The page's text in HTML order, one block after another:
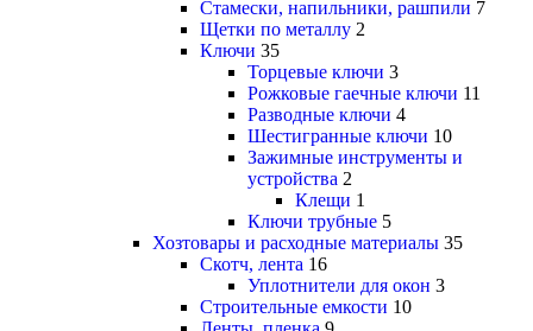
Стамески, напильники, рашпили 7
Щетки по металлу 2
Ключи 35
Торцевые ключи 3
Рожковые гаечные ключи 11
Разводные ключи 4
Шестигранные ключи 10
Зажимные инструменты и
устройства 2
Клещи 1
Ключи трубные 5
Хозтовары и расходные материалы 35
Скотч, лента 16
Уплотнители для окон 3
Строительные емкости 10